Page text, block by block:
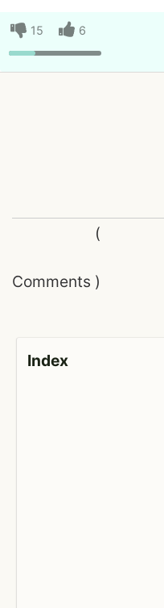
15
6
Comments
(
)
Index